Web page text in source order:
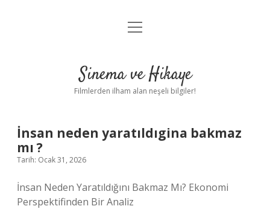
Gizlilik Politikası
Yasal Uyarı
menüyü
Sinema ve Hikaye
Filmlerden ilham alan neşeli bilgiler!
İnsan neden yaratıldıgina bakmaz
mı ?
Tarih: Ocak 31, 2026
İnsan Neden Yaratıldığını Bakmaz Mı? Ekonomi
Perspektifinden Bir Analiz